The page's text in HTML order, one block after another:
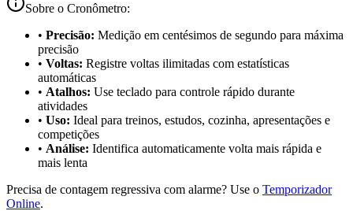
Sobre o Cronômetro:
• Precisão: Medição em centésimos de segundo para máxima
precisão
• Voltas: Registre voltas ilimitadas com estatísticas
automáticas
• Atalhos: Use teclado para controle rápido durante
atividades
• Uso: Ideal para treinos, estudos, cozinha, apresentações e
competições
• Análise: Identifica automaticamente volta mais rápida e
mais lenta
Precisa de contagem regressiva com alarme? Use o Temporizador
Online.